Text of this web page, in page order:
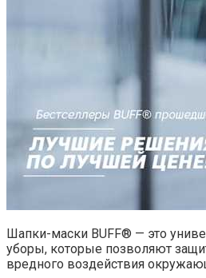
Шапки-маски BUFF® — это
уборы, которые позволяют
вредного воздействия